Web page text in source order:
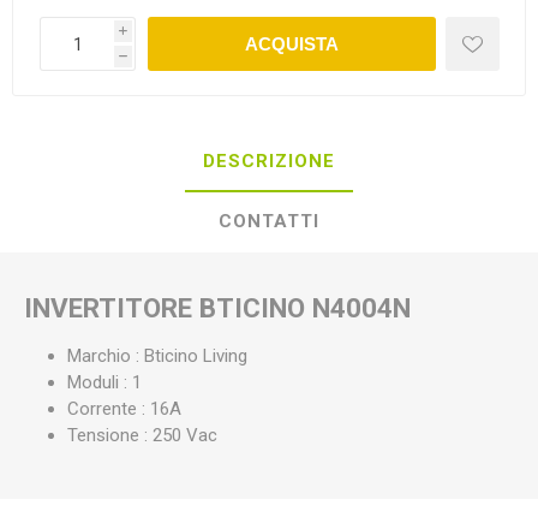
i
h
ACQUISTA
DESCRIZIONE
CONTATTI
INVERTITORE BTICINO N4004N
Marchio : Bticino Living
Moduli : 1
Corrente : 16A
Tensione : 250 Vac